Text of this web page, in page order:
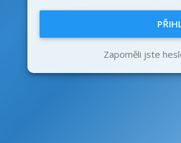
Zapoměli jste